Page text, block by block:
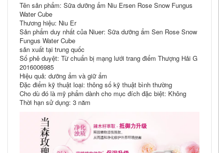
Tên sản phẩm: Sữa dưỡng ẩm Niu Ersen Rose Snow Fungus
Water Cube
Thương hiệu: Niu Er
Sản phẩm duy nhất của Niuer: Sữa dưỡng ẩm Sen Rose Snow
Fungus Water Cube
sản xuất tại trung quốc
Số phê duyệt: Từ chuẩn bị mạng lưới trang điểm Thượng Hải G
2016006985
Hiệu quả: dưỡng ẩm và giữ ẩm
Đặc điểm kỹ thuật loại: thông số kỹ thuật bình thường
Cho dù đó là mỹ phẩm dành cho mục đích đặc biệt: Không
Thời hạn sử dụng: 3 năm